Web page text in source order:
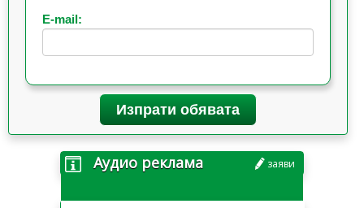
E-mail:
Изпрати обявата
Аудио реклама заяви